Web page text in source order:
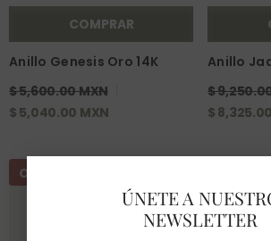
COMPRAR
Anillo Genesis Oro 14K
$ 5,600.00 MXN
$ 5,040.00 MXN
Anillo
$
$
Oferta
ÚNETE A
NEWSLETTER